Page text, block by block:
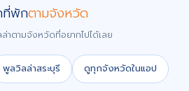
ที่พักตามจังหวัด
าตามจังหวัดที่อยากไปได้เลย
พูลวิลล่าสระบุรี ดูทุกจังหวัดในแอป